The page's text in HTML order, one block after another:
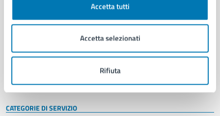
Accetta tutti
Accetta selezionati
Rifiuta
Enti e fondazioni
Personale amministrativo
Intranet, posta aziendale e protocollo
CATEGORIE DI SERVIZIO